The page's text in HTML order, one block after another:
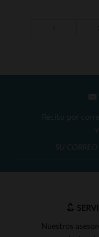
Reciba por
Nuestros